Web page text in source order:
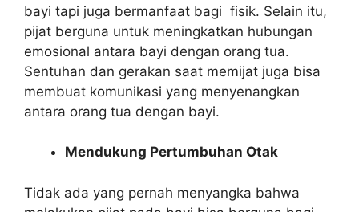
bayi tapi juga bermanfaat bagi fisik. Selain itu,
pijat berguna untuk meningkatkan hubungan
emosional antara bayi dengan orang tua.
Sentuhan dan gerakan saat memijat juga bisa
membuat komunikasi yang menyenangkan
antara orang tua dengan bayi.
Mendukung Pertumbuhan Otak
Tidak ada yang pernah menyangka bahwa